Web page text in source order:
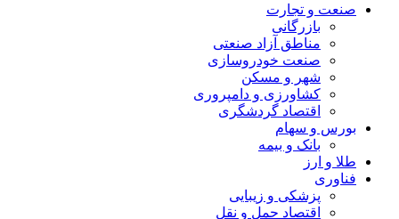
صنعت و تجارت
بازرگانی
مناطق آزاد صنعتی
صنعت خودروسازی
شهر و مسکن
کشاورزی و دامپروری
اقتصاد گردشگری
بورس و سهام
بانک و بیمه
طلا و ارز
فناوری
پزشکی و زیبایی
اقتصاد حمل و نقل